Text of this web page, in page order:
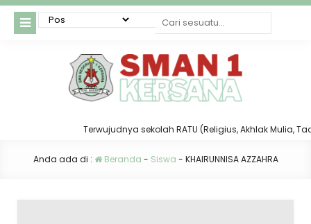
Terwujudnya sekolah RATU (Religius, Akhlak Mulia,
Anda ada di : Beranda - Siswa - KHAIRUNNISA AZZAHRA